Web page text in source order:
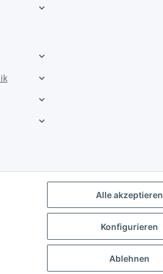
Alle akzeptieren
Konfigurieren
Ablehnen